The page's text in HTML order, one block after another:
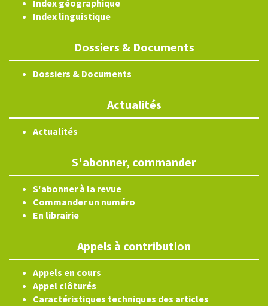
Index géographique
Index linguistique
Dossiers & Documents
Dossiers & Documents
Actualités
Actualités
S'abonner, commander
S'abonner à la revue
Commander un numéro
En librairie
Appels à contribution
Appels en cours
Appel clôturés
Caractéristiques techniques des articles